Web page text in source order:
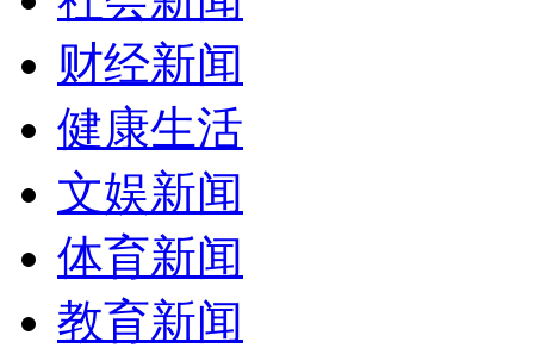
财经新闻
健康生活
文娱新闻
体育新闻
教育新闻